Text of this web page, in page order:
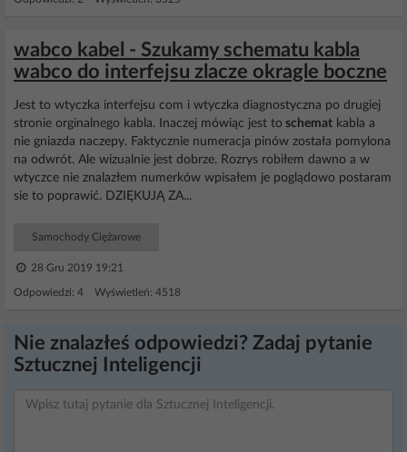
wabco kabel - Szukamy schematu kabla
wabco do interfejsu zlacze okragle boczne
Jest to wtyczka interfejsu com i wtyczka diagnostyczna po drugiej
stronie orginalnego kabla. Inaczej mówiąc jest to schemat kabla a
nie gniazda naczepy. Faktycznie numeracja pinów została pomylona
na odwrót. Ale wizualnie jest dobrze. Rozrys robiłem dawno a w
wtyczce nie znalazłem numerków wpisałem je poglądowo postaram
sie to poprawić. DZIĘKUJĄ ZA...
Samochody Ciężarowe
28 Gru 2019 19:21
Odpowiedzi: 4 Wyświetleń: 4518
Nie znalazłeś odpowiedzi? Zadaj pytanie
Sztucznej Inteligencji